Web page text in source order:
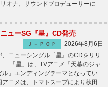
オナ、サウンドプロデューサーに
ューSG『星』CD発売
Ｊ－ＰＯＰ
2026年8月6日
ニューシングル『星』のCDをリリ
「星」は、TVアニメ『天幕のジャ
ル』エンディングテーマとなってい
アニメは、トマトスープにより秋田